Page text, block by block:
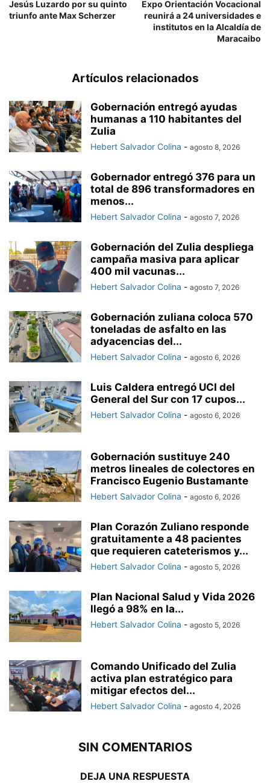
Jesús Luzardo por su quinto
triunfo ante Max Scherzer
Expo Orientación Vocacional
reunirá a 24 universidades e
institutos en la Alcaldía de
Maracaibo
Artículos relacionados
Gobernación entregó ayudas
humanas a 110 habitantes del
Zulia
Hebert Salvador Colina - agosto 8, 2026
Gobernador entregó 376 para un
total de 896 transformadores en
menos...
Hebert Salvador Colina - agosto 7, 2026
Gobernación del Zulia despliega
campaña masiva para aplicar
400 mil vacunas...
Hebert Salvador Colina - agosto 7, 2026
Gobernación zuliana coloca 570
toneladas de asfalto en las
adyacencias del...
Hebert Salvador Colina - agosto 6, 2026
Luis Caldera entregó UCI del
General del Sur con 17 cupos...
Hebert Salvador Colina - agosto 6, 2026
Gobernación sustituye 240
metros lineales de colectores en
Francisco Eugenio Bustamante
Hebert Salvador Colina - agosto 6, 2026
Plan Corazón Zuliano responde
gratuitamente a 48 pacientes
que requieren cateterismos y...
Hebert Salvador Colina - agosto 5, 2026
Plan Nacional Salud y Vida 2026
llegó a 98% en la...
Hebert Salvador Colina - agosto 5, 2026
Comando Unificado del Zulia
activa plan estratégico para
mitigar efectos del...
Hebert Salvador Colina - agosto 4, 2026
SIN COMENTARIOS
DEJA UNA RESPUESTA